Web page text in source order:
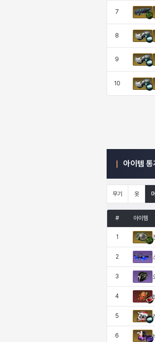
7
8
9
10
아이템 통
무기 옷
# 아이템
1
2
3
4
5
6